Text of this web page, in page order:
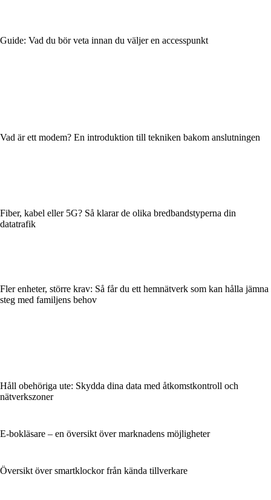
Guide: Vad du bör veta innan du väljer en accesspunkt
Vad är ett modem? En introduktion till tekniken bakom anslutningen
Fiber, kabel eller 5G? Så klarar de olika bredbandstyperna din
datatrafik
Fler enheter, större krav: Så får du ett hemnätverk som kan hålla jämna
steg med familjens behov
Håll obehöriga ute: Skydda dina data med åtkomstkontroll och
nätverkszoner
E-bokläsare – en översikt över marknadens möjligheter
Översikt över smartklockor från kända tillverkare